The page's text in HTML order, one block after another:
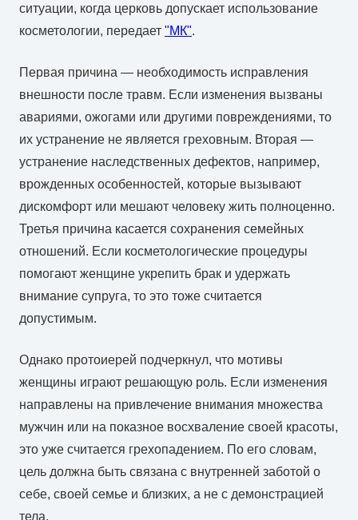
ситуации, когда церковь допускает использование
косметологии, передает "МК".
Первая причина — необходимость исправления
внешности после травм. Если изменения вызваны
авариями, ожогами или другими повреждениями, то
их устранение не является греховным. Вторая —
устранение наследственных дефектов, например,
врожденных особенностей, которые вызывают
дискомфорт или мешают человеку жить полноценно.
Третья причина касается сохранения семейных
отношений. Если косметологические процедуры
помогают женщине укрепить брак и удержать
внимание супруга, то это тоже считается
допустимым.
Однако протоиерей подчеркнул, что мотивы
женщины играют решающую роль. Если изменения
направлены на привлечение внимания множества
мужчин или на показное восхваление своей красоты,
это уже считается грехопадением. По его словам,
цель должна быть связана с внутренней заботой о
себе, своей семье и близких, а не с демонстрацией
тела.